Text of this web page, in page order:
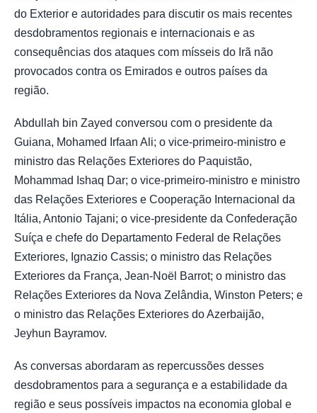
do Exterior e autoridades para discutir os mais recentes
desdobramentos regionais e internacionais e as
consequências dos ataques com mísseis do Irã não
provocados contra os Emirados e outros países da
região.
Abdullah bin Zayed conversou com o presidente da
Guiana, Mohamed Irfaan Ali; o vice-primeiro-ministro e
ministro das Relações Exteriores do Paquistão,
Mohammad Ishaq Dar; o vice-primeiro-ministro e ministro
das Relações Exteriores e Cooperação Internacional da
Itália, Antonio Tajani; o vice-presidente da Confederação
Suíça e chefe do Departamento Federal de Relações
Exteriores, Ignazio Cassis; o ministro das Relações
Exteriores da França, Jean-Noël Barrot; o ministro das
Relações Exteriores da Nova Zelândia, Winston Peters; e
o ministro das Relações Exteriores do Azerbaijão,
Jeyhun Bayramov.
As conversas abordaram as repercussões desses
desdobramentos para a segurança e a estabilidade da
região e seus possíveis impactos na economia global e